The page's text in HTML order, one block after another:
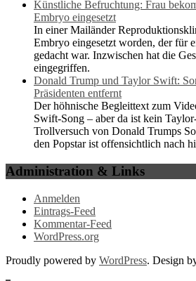
Künstliche Befruchtung: Frau
Embryo eingesetzt
In einer Mailänder
Embryo eingesetzt worden, der für
gedacht war. Inzwischen hat die
eingegriffen.
Donald Trump und Taylor Swift:
Präsidenten entfernt
Der höhnische Begleittext zum
Swift-Song – aber da ist kein
Trollversuch von Donald Trumps
den Popstar ist offensichtlich nach
Administration & Links
Anmelden
Eintrags-Feed
Kommentar-Feed
WordPress.org
Proudly powered by WordPress. Design